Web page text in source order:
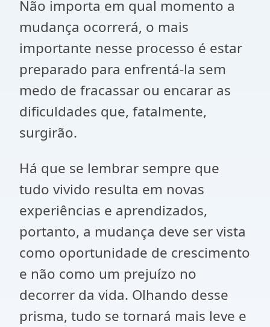
Não importa em qual momento a
mudança ocorrerá, o mais
importante nesse processo é estar
preparado para enfrentá-la sem
medo de fracassar ou encarar as
dificuldades que, fatalmente,
surgirão.
Há que se lembrar sempre que
tudo vivido resulta em novas
experiências e aprendizados,
portanto, a mudança deve ser vista
como oportunidade de crescimento
e não como um prejuízo no
decorrer da vida. Olhando desse
prisma, tudo se tornará mais leve e